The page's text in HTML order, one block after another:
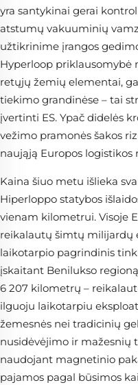
yra santykinai gerai
atstumų vakuuminių
užtikrinime įrangos
Hyperloop priklausomybė
retųjų žemių elementai,
tiekimo grandinėse – tai
įvertinti ES. Ypač didelės
vežimo pramonės šakos
naująją Europos logistikos
Kaina šiuo metu išlieka
Hiperloppo statybos
vienam kilometrui. Visoje
reikalautų šimtų milijardų
laikotarpio pagrindinis
įskaitant Benilukso
6 207 kilometrų –
ilguoju laikotarpiu
žemesnės nei tradicinių
nusidėvėjimo ir mažesnių
naudojant magnetinio
pajamos pagal būsimos